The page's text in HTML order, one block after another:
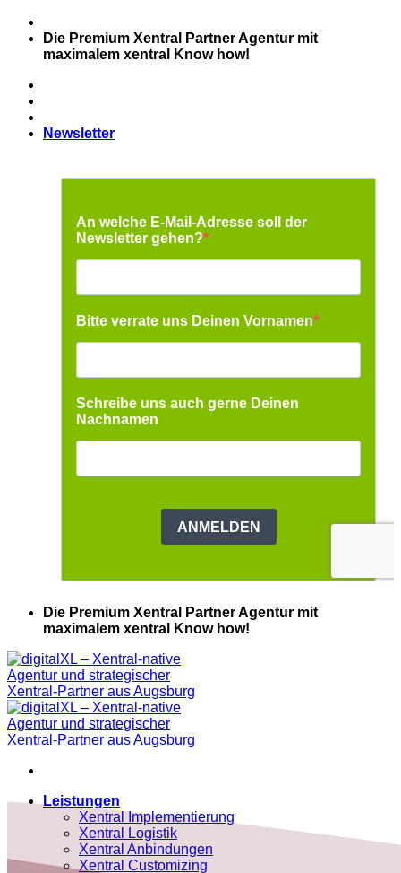
Zum
Inhalt
springen
Die Premium Xentral Partner Agentur mit
maximalem xentral Know how!
Newsletter
Die Premium Xentral Partner Agentur mit
maximalem xentral Know how!
Leistungen
Xentral Implementierung
Xentral Logistik
Xentral Anbindungen
Xentral Customizing